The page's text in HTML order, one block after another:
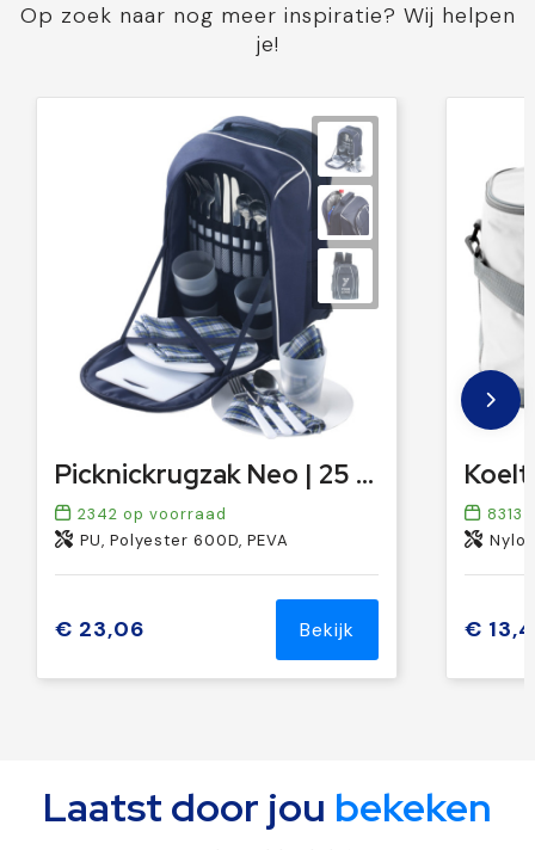
Op zoek naar nog meer inspiratie? Wij helpen
je!
Picknickrugzak Neo | 25 stuks
2342 op voorraad
PU, Polyester 600D, PEVA
€ 23,06 Bekijk
8313
€
Laatst door jou bekeken